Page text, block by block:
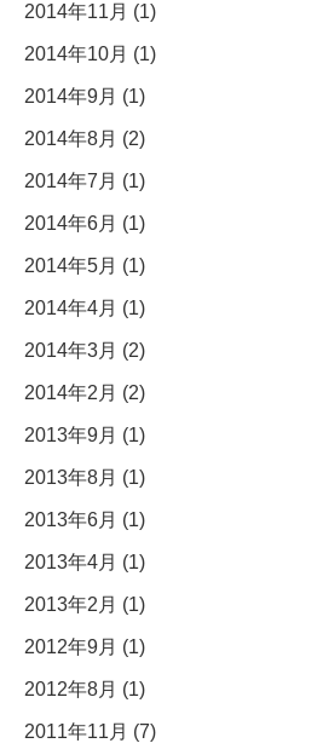
2014年11月 (1)
2014年10月 (1)
2014年9月 (1)
2014年8月 (2)
2014年7月 (1)
2014年6月 (1)
2014年5月 (1)
2014年4月 (1)
2014年3月 (2)
2014年2月 (2)
2013年9月 (1)
2013年8月 (1)
2013年6月 (1)
2013年4月 (1)
2013年2月 (1)
2012年9月 (1)
2012年8月 (1)
2011年11月 (7)